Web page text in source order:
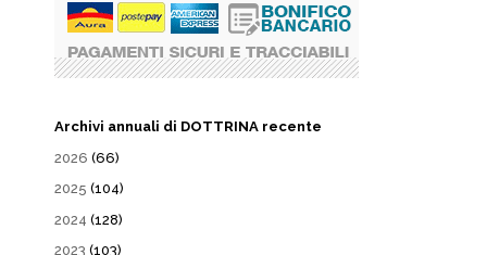
Archivi annuali di DOTTRINA recente
2026 (66)
2025 (104)
2024 (128)
2023 (103)